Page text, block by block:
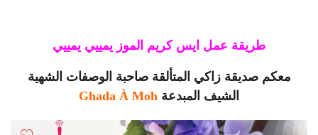
طريقة عمل ايس كريم الموز يمييي يمييي
معكم صديقة زاكي المتألقة صاحبة الوصفات الشهية
الشيف المبدعة Ghada À Moh